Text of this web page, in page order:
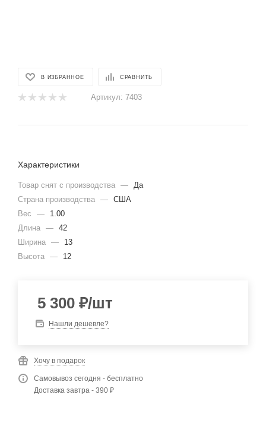
В ИЗБРАННОЕ СРАВНИТЬ
Артикул: 7403
Характеристики
Товар снят с производства — Да
Страна производства — США
Вес
—
1.00
Длина — 42
Ширина —
13
Высота — 12
5 300 ₽/шт
Нашли дешевле?
Хочу в подарок
Самовывоз сегодня - бесплатно
Доставка завтра - 390 ₽